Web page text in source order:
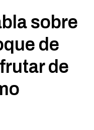
sobre
de
de